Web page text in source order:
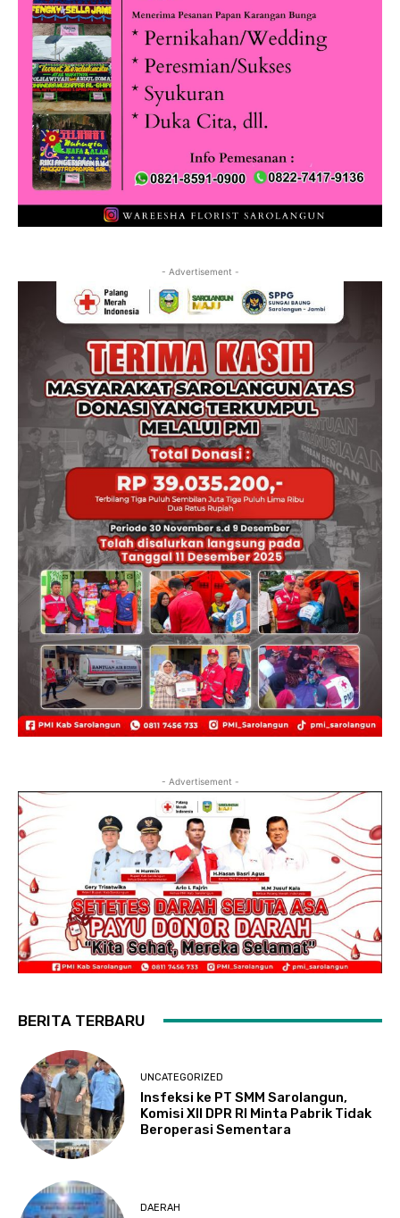
- Advertisement -
- Advertisement -
BERITA TERBARU
UNCATEGORIZED
Insfeksi ke PT SMM Sarolangun,
Komisi XII DPR RI Minta Pabrik Tidak
Beroperasi Sementara
DAERAH